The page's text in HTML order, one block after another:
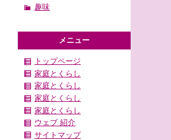
趣味
メニュー
トップページ
家庭とくらし
家庭とくらし
家庭とくらし
家庭とくらし
ウェブ 紹介
サイトマップ